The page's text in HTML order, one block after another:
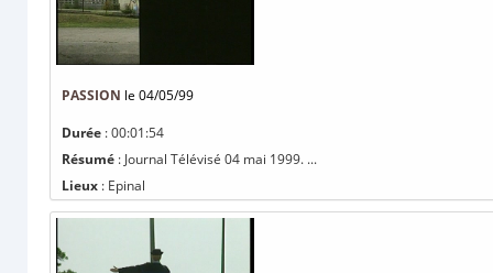
PASSION le 04/05/99
Durée : 00:01:54
Résumé : Journal Télévisé 04 mai 1999. ...
Lieux : Epinal